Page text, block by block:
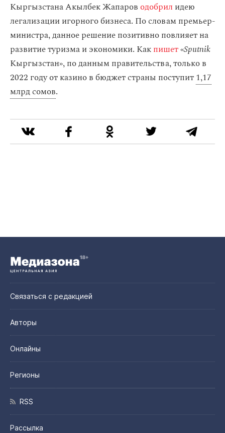
Кыргызстана Акылбек Жапаров одобрил идею
легализации игорного бизнеса. По словам премьер-
министра, данное решение позитивно повлияет на
развитие туризма и экономики. Какпишет«Sputnik
Кыргызстан», по данным правительства, только в
2022 году от казино в бюджет страны поступит1,17
млрд сомов.
Связаться с редакцией
Авторы
Онлайны
Регионы
RSS
Рассылка